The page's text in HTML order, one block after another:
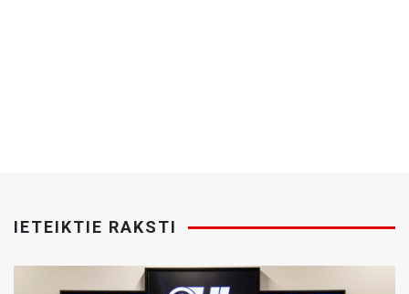
IETEIKTIE RAKSTI